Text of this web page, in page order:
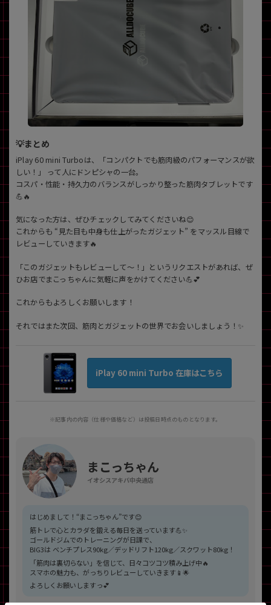
💡まとめ
iPlay 60 mini Turboは、「コンパクトでも筋肉級のパフォーマンスが欲
しい！」 って人にドンピシャの一台。
コスパ・性能・持久力のバランスがしっかり整った筋肉タブレットです
💪🔥
気になった方は、ぜひチェックしてみてくださいね😊
これからも “見た目も中身も仕上がったガジェット” をマッスル目線で
レビューしていきます🔥
「このガジェットもレビューして〜！」というリクエストがあれば、ぜ
ひお店でまこっちゃんに気軽に声をかけてください💪💕
これからもよろしくお願いします！
それではまた次回、筋肉とガジェットの世界でお会いしましょう！✨
iPlay 60 mini Turbo 在庫はこちら
※記事内の内容（仕様や価格など）は投稿日時点のものとなります。
まこっちゃん
イオシスアキバ中央通店
はじめまして！“まこっちゃん”です😊
筋トレで心とカラダを鍛える毎日を送っています💪✨
ゴールドジムでのトレーニングが日課で、
BIG3は ベンチプレス90kg／デッドリフト120kg／スクワット80kg！
「筋肉は裏切らない」を信じて、日々コツコツ積み上げ中🔥
スマホの魅力も、がっちりレビューしていきます📱🌟
よろしくお願いしますっ💕